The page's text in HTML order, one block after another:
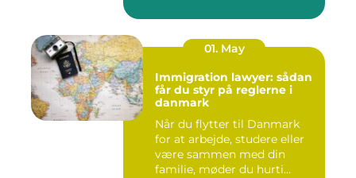
01. May
Immigration lawyer: sådan
får du styr på reglerne i
danmark
Når du flytter til Danmark
for at arbejde, studere eller
være sammen med din
familie, møder du hurti...